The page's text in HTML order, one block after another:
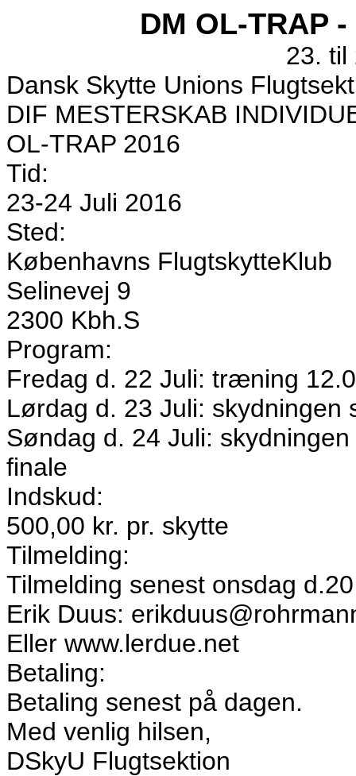
DM OL-TRAP
23. til
Dansk Skytte Unions
DIF MESTERSKAB
OL-TRAP 2016
Tid:
23-24 Juli 2016
Sted:
Københavns FlugtskytteKlub
Selinevej 9
2300 Kbh.S
Program:
Fredag d. 22 Juli: træning
Lørdag d. 23 Juli: skydningen
Søndag d. 24 Juli:
finale
Indskud:
500,00 kr. pr. skytte
Tilmelding:
Tilmelding senest onsdag
Erik Duus:
Eller www.lerdue.net
Betaling:
Betaling senest på dagen.
Med venlig hilsen,
DSkyU Flugtsektion